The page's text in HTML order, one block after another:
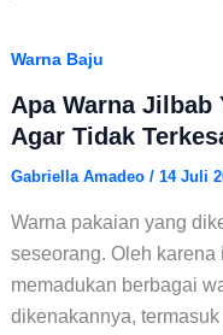
Warna Baju
Apa Warna Jilbab
Agar Tidak
Gabriella Amadeo / 14 Juli
Warna pakaian yang
seseorang. Oleh
memadukan berbagai
dikenakannya,